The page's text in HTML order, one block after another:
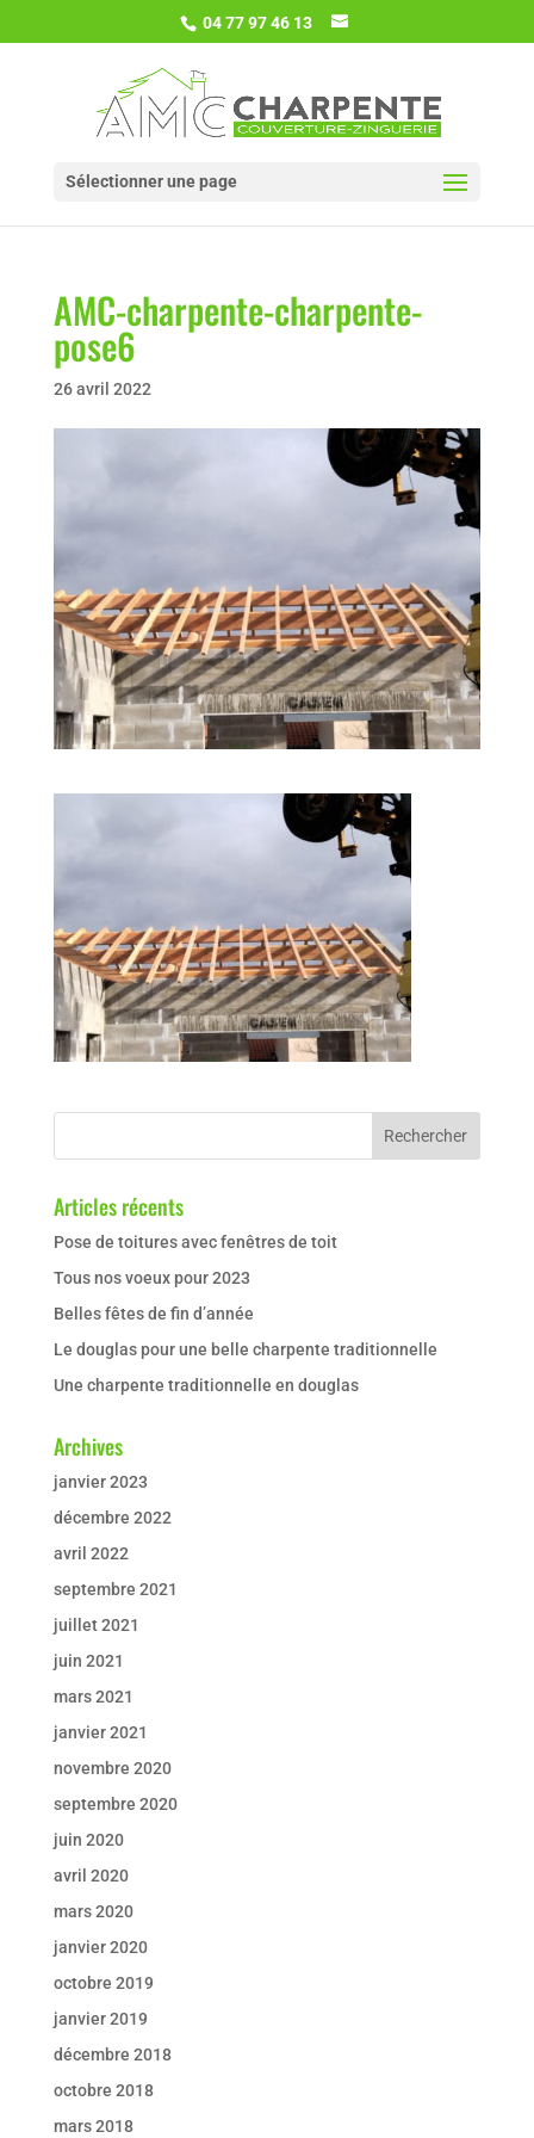
04 77 97 46 13
Sélectionner une page
AMC-charpente-charpente-
pose6
26 avril 2022
Articles récents
Pose de toitures avec fenêtres de toit
Tous nos voeux pour 2023
Belles fêtes de fin d’année
Le douglas pour une belle charpente traditionnelle
Une charpente traditionnelle en douglas
Archives
janvier 2023
décembre 2022
avril 2022
septembre 2021
juillet 2021
juin 2021
mars 2021
janvier 2021
novembre 2020
septembre 2020
juin 2020
avril 2020
mars 2020
janvier 2020
octobre 2019
janvier 2019
décembre 2018
octobre 2018
mars 2018